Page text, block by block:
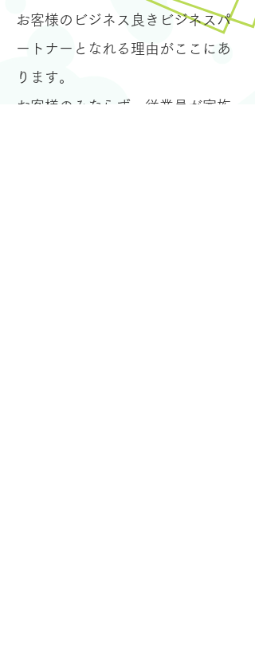
お客様のビジネス良き ​ビジネスパ
ートナーとなれる理由がここにあ
ります。
お客様のみならず、従業員が家族